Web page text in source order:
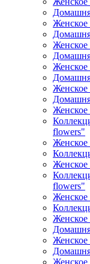
Женское
Женское
Женское
Женское
Женское
flowers"
Женское
Женское
flowers"
Женское
Женское
Женское
Женское